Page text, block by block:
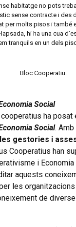
habitatge no pots
sense contracte i des
per molts pisos i també
hi ha una cua
tranquils en un dels
Bloc Cooperatiu.
Social
cooperatius ha posat
Social.
gestories i
Cooperatius han
i
aquests
les
de